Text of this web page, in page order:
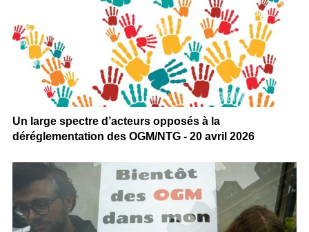
Un large spectre d’acteurs opposés à la
déréglementation des OGM/NTG - 20 avril 2026